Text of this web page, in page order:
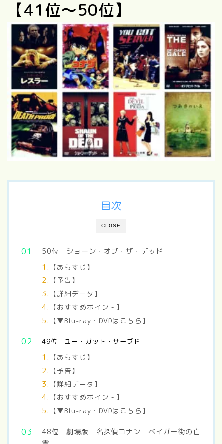
【41位〜50位】
CLOSE
目次
50位 ショーン・オブ・ザ・デッド
【あらすじ】
【予告】
【詳細データ】
【おすすめポイント】
【▼Blu-ray・DVDはこちら】
49位 ユー・ガット・サーブド
【あらすじ】
【予告】
【詳細データ】
【おすすめポイント】
【▼Blu-ray・DVDはこちら】
48位 劇場版 名探偵コナン ベイガー街の亡